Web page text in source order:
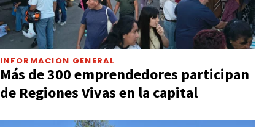
INFORMACIÓN GENERAL
Más de 300 emprendedores participan
de Regiones Vivas en la capital